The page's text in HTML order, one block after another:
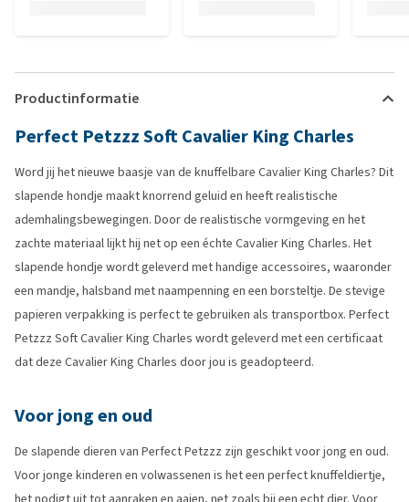
Productinformatie
Perfect Petzzz Soft Cavalier King Charles
Word jij het nieuwe baasje van de knuffelbare Cavalier King Charles? Dit
slapende hondje maakt knorrend geluid en heeft realistische
ademhalingsbewegingen. Door de realistische vormgeving en het
zachte materiaal lijkt hij net op een échte Cavalier King Charles. Het
slapende hondje wordt geleverd met handige accessoires, waaronder
een mandje, halsband met naampenning en een borsteltje. De stevige
papieren verpakking is perfect te gebruiken als transportbox. Perfect
Petzzz Soft Cavalier King Charles wordt geleverd met een certificaat
dat deze Cavalier King Charles door jou is geadopteerd.
Voor jong en oud
De slapende dieren van Perfect Petzzz zijn geschikt voor jong en oud.
Voor jonge kinderen en volwassenen is het een perfect knuffeldiertje,